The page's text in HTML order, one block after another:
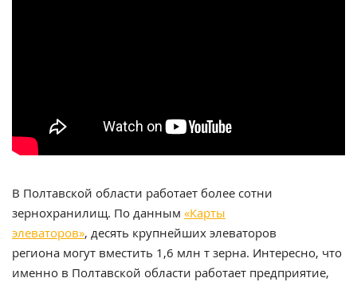
В Полтавской области работает более сотни
зернохранилищ. По данным «Карты
элеваторов», десять крупнейших элеваторов
региона могут вместить 1,6 млн т зерна. Интересно, что
именно в Полтавской области работает предприятие,